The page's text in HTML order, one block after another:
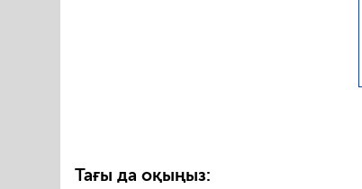
Тағы да оқыңыз: